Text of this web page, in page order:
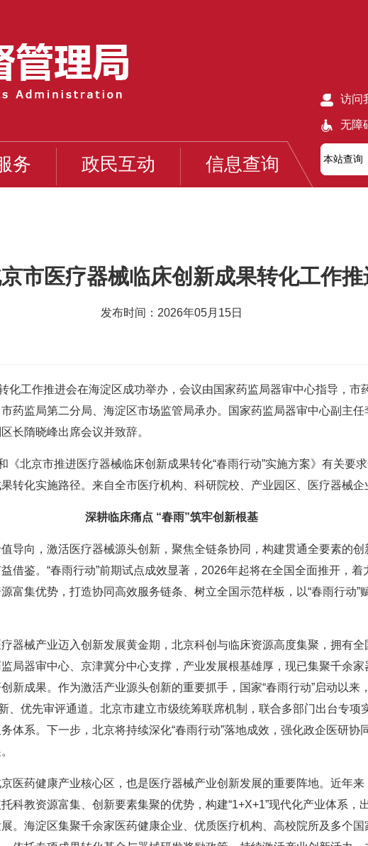
务 政民互动 信息查询
访问
无障
市医疗器械临床创新成果转化工作推
发布时间：2026年05月15日
工作推进会在海淀区成功举办，会议由国家药监局器审中心指导，市
药监局第二分局、海淀区市场监管局承办。国家药监局器审中心副主
长隋晓峰出席会议并致辞。
北京市推进医疗器械临床创新成果转化“春雨行动”实施方案》有关要
转化实施路径。来自全市医疗机构、科研院校、产业园区、医疗器械企
深耕临床痛点 “春雨”筑牢创新根基
向，激活医疗器械源头创新，聚焦全链条协同，构建贯通全要素的创
借鉴。“春雨行动”前期试点成效显著，2026年起将在全国全面推开，
富集优势，打造协同高效服务链条、树立全国示范样板，以“春雨行动”
械产业迈入创新发展黄金期，北京科创与临床资源高度集聚，拥有全
局器审中心、京津冀分中心支撑，产业发展根基雄厚，现已集聚千余
新成果。作为激活产业源头创新的重要抓手，国家“春雨行动”启动以
、优先审评通道。北京市建立市级统筹联席机制，联合多部门出台专项
体系。下一步，北京将持续深化“春雨行动”落地成效，强化政企医研
药健康产业核心区，也是医疗器械产业创新发展的重要阵地。近年来
科教资源富集、创新要素集聚的优势，构建“1+X+1”现代化产业体系，
。海淀区集聚千余家医药健康企业、优质医疗机构、高校院所及多个